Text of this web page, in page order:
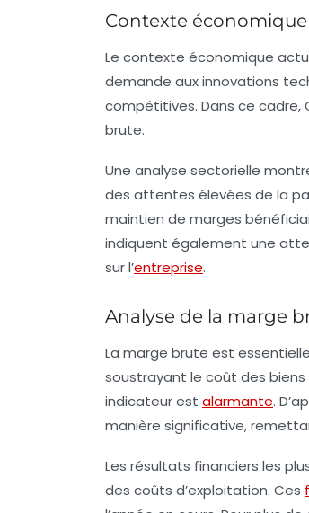
Contexte
Le contexte économique
demande aux innovations
compétitives. Dans ce
brute.
Une analyse sectorielle
des attentes élevées de la
maintien de marges
indiquent également une
sur l’entreprise.
Analyse de la marge
La marge brute est
soustrayant le coût des biens
indicateur est alarmante.
manière significative,
Les résultats financiers les
des coûts d’exploitation. Ces